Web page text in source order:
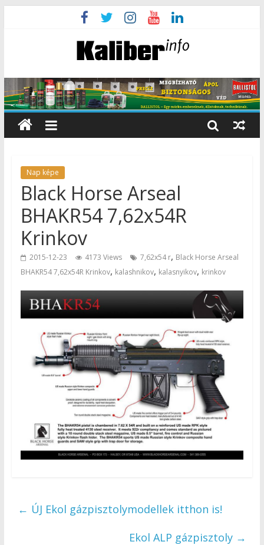
Nap képe
Black Horse Arseal
BHAKR54 7,62x54R
Krinkov
2015-12-23 4173 Views 7,62x54 r, Black Horse Arseal
BHAKR54 7,62x54R Krinkov, kalashnikov, kalasnyikov, krinkov
← ÚJ Ekol gázpisztolymodellek itthon is!
Ekol ALP gázpisztoly →